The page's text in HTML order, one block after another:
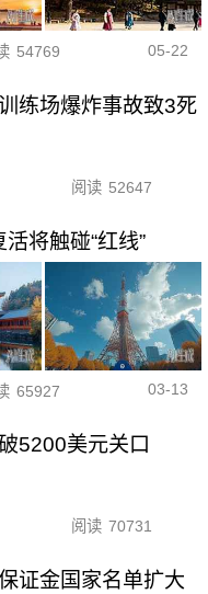
54769 05-22
练场爆炸事故致3死
阅读 52647
将触碰“红线”
65927 03-13
5200美元关口
阅读 70731
证金国家名单扩大